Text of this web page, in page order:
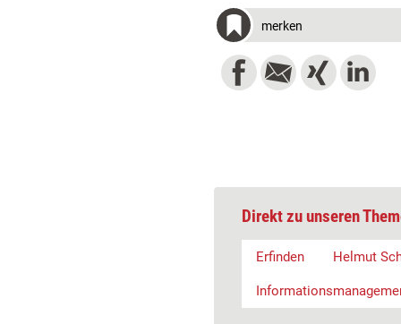
merken
Direkt zu unseren
Erfinden Helmut